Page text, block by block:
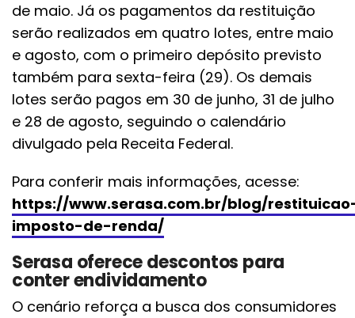
de maio. Já os pagamentos da restituição
serão realizados em quatro lotes, entre maio
e agosto, com o primeiro depósito previsto
também para sexta-feira (29). Os demais
lotes serão pagos em 30 de junho, 31 de julho
e 28 de agosto, seguindo o calendário
divulgado pela Receita Federal.
Para conferir mais informações, acesse:
https://www.serasa.com.br/blog/
imposto-de-renda/
Serasa oferece descontos para
conter endividamento
O cenário reforça a busca dos consumidores